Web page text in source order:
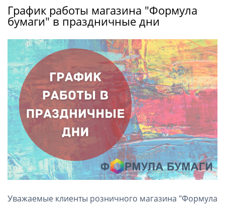
График работы магазина "Формула
бумаги" в праздничные дни
Уважаемые клиенты розничного магазина "Формула